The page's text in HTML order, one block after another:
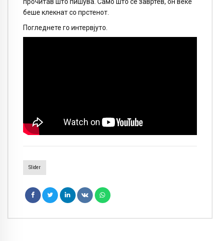
беше клекнат со прстенот.
Погледнете го интервјуто.
Slider